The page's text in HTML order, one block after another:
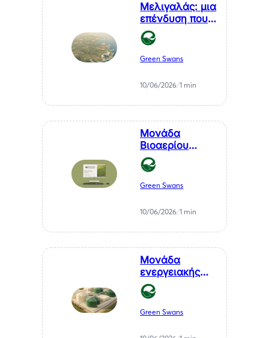
Μελιγαλάς: μια
επένδυση που
μετατρέπει ένα
χρόνιο
πρόβλημα της
καθαρή
ενέργεια
Green Swans
10/06/2026/1 min
Μονάδα
Βιοαερίου
Βιοστερεά Α.Ε.
στον Μελιγαλά
Green Swans
10/06/2026/1 min
Μονάδα
ενεργειακής
αξιοποίησης
αγροτικών
υπολειμμάτων
— ΒΙΠΕ
Green Swans